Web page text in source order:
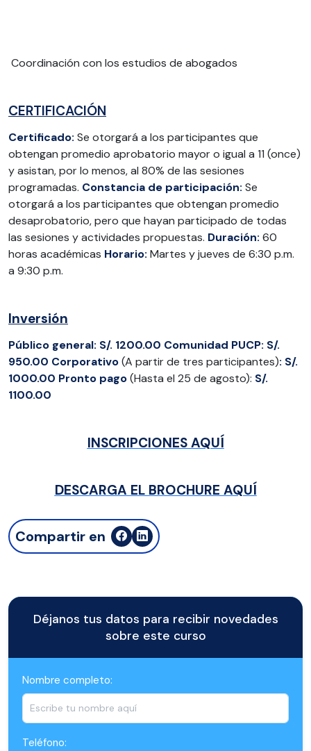
Coordinación con los estudios de abogados
CERTIFICACIÓN
Certificado: Se otorgará a los participantes que
obtengan promedio aprobatorio mayor o igual a 11 (once)
y asistan, por lo menos, al 80% de las sesiones
programadas. Constancia de participación: Se
otorgará a los participantes que obtengan promedio
desaprobatorio, pero que hayan participado de todas
las sesiones y actividades propuestas. Duración: 60
horas académicas Horario: Martes y jueves de 6:30 p.m.
a 9:30 p.m.
Inversión
Público general: S/. 1200.00 Comunidad PUCP: S/.
950.00 Corporativo(A partir de tres participantes): S/.
1000.00 Pronto pago(Hasta el 25 de agosto): S/.
1100.00
INSCRIPCIONES AQUÍ
DESCARGA EL BROCHURE AQUÍ
Compartir en
Déjanos tus datos para recibir novedades
sobre este curso
Nombre completo:
Teléfono: